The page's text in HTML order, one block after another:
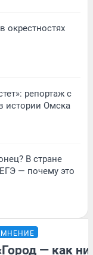
окрестностях
репортаж с
истории Омска
В стране
— почему это
МНЕНИЕ
— как